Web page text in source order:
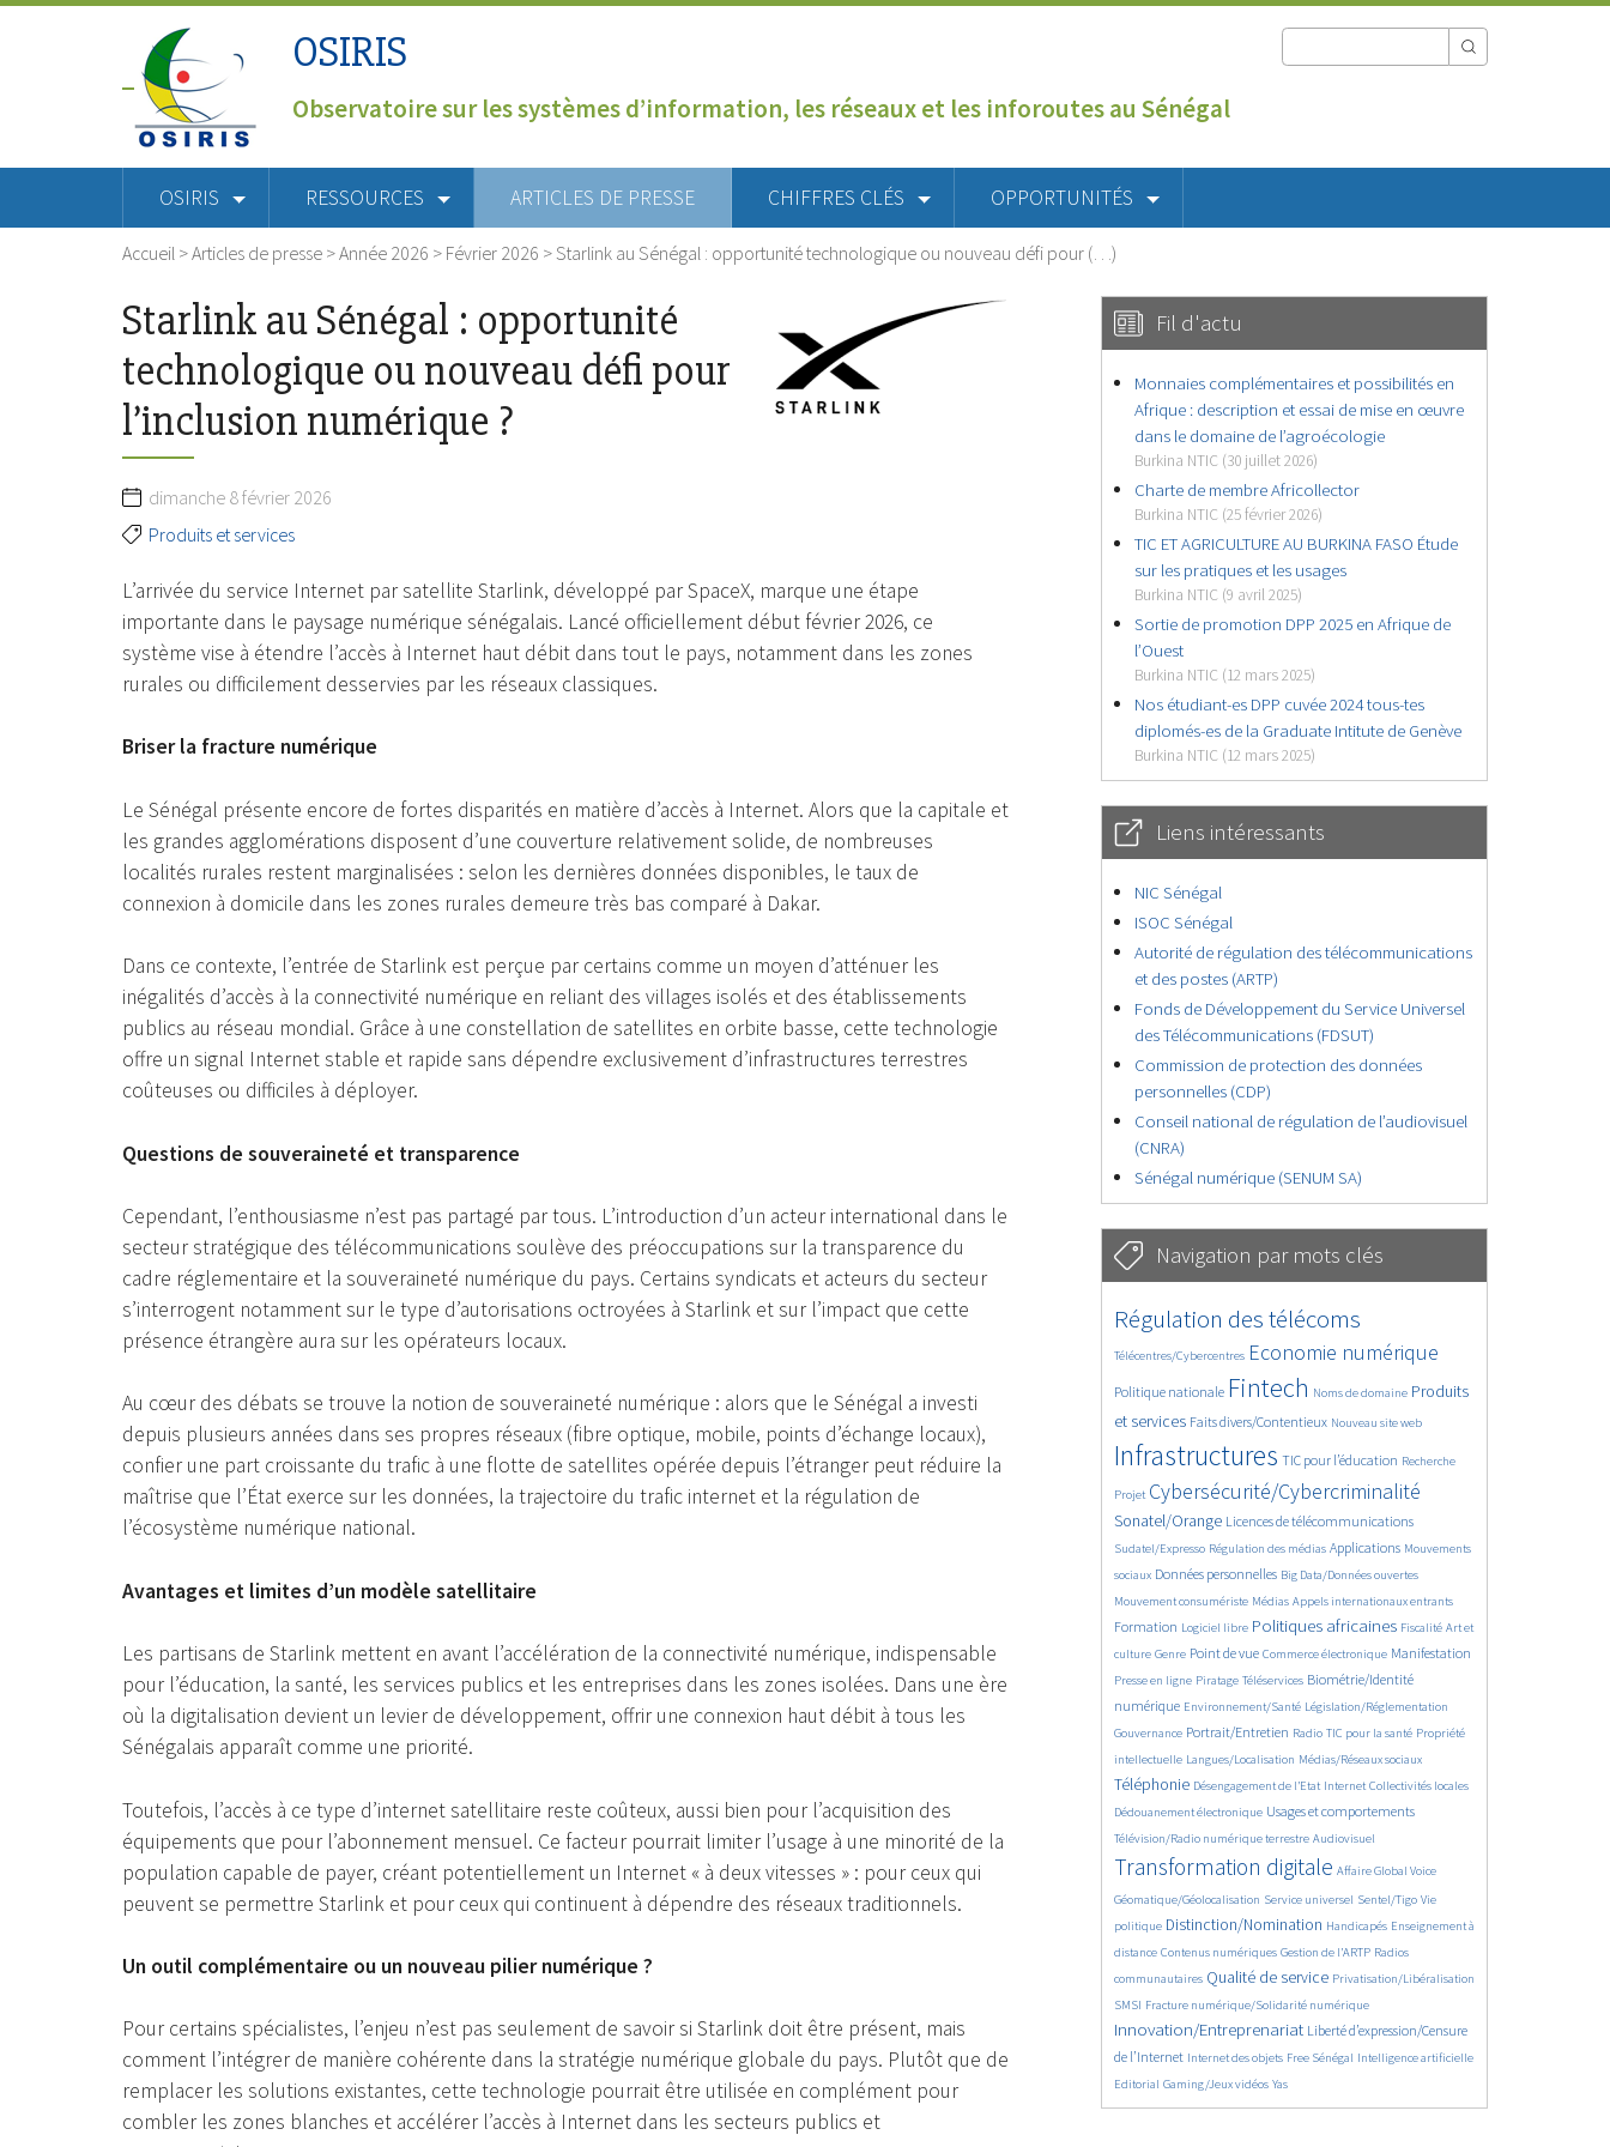
OSIRIS
Observatoire sur les systèmes d’information, les réseaux et les inforoutes au Sénégal
OSIRIS RESSOURCES ARTICLES DE PRESSE CHIFFRES CLÉS OPPORTUNITÉS
Accueil >Articles de presse >Année 2026 > Février 2026 >Starlink au Sénégal : opportunité technologique ou nouveau défi pour (…)
Starlink au Sénégal : opportunité
technologique ou nouveau défi pour
l’inclusion numérique ?
dimanche 8 février 2026
Produits et services
L’arrivée du service Internet par satellite Starlink, développé par SpaceX, marque une étape
importante dans le paysage numérique sénégalais. Lancé officiellement début février 2026, ce
système vise à étendre l’accès à Internet haut débit dans tout le pays, notamment dans les zones
rurales ou difficilement desservies par les réseaux classiques.
Briser la fracture numérique
Le Sénégal présente encore de fortes disparités en matière d’accès à Internet. Alors que la capitale et
les grandes agglomérations disposent d’une couverture relativement solide, de nombreuses
localités rurales restent marginalisées : selon les dernières données disponibles, le taux de
connexion à domicile dans les zones rurales demeure très bas comparé à Dakar.
Dans ce contexte, l’entrée de Starlink est perçue par certains comme un moyen d’atténuer les
inégalités d’accès à la connectivité numérique en reliant des villages isolés et des établissements
publics au réseau mondial. Grâce à une constellation de satellites en orbite basse, cette technologie
offre un signal Internet stable et rapide sans dépendre exclusivement d’infrastructures terrestres
coûteuses ou difficiles à déployer.
Questions de souveraineté et transparence
Cependant, l’enthousiasme n’est pas partagé par tous. L’introduction d’un acteur international dans le
secteur stratégique des télécommunications soulève des préoccupations sur la transparence du
cadre réglementaire et la souveraineté numérique du pays. Certains syndicats et acteurs du secteur
s’interrogent notamment sur le type d’autorisations octroyées à Starlink et sur l’impact que cette
présence étrangère aura sur les opérateurs locaux.
Au cœur des débats se trouve la notion de souveraineté numérique : alors que le Sénégal a investi
depuis plusieurs années dans ses propres réseaux (fibre optique, mobile, points d’échange locaux),
confier une part croissante du trafic à une flotte de satellites opérée depuis l’étranger peut réduire la
maîtrise que l’État exerce sur les données, la trajectoire du trafic internet et la régulation de
l’écosystème numérique national.
Avantages et limites d’un modèle satellitaire
Les partisans de Starlink mettent en avant l’accélération de la connectivité numérique, indispensable
pour l’éducation, la santé, les services publics et les entreprises dans les zones isolées. Dans une ère
où la digitalisation devient un levier de développement, offrir une connexion haut débit à tous les
Sénégalais apparaît comme une priorité.
Toutefois, l’accès à ce type d’internet satellitaire reste coûteux, aussi bien pour l’acquisition des
équipements que pour l’abonnement mensuel. Ce facteur pourrait limiter l’usage à une minorité de la
population capable de payer, créant potentiellement un Internet « à deux vitesses » : pour ceux qui
peuvent se permettre Starlink et pour ceux qui continuent à dépendre des réseaux traditionnels.
Un outil complémentaire ou un nouveau pilier numérique ?
Pour certains spécialistes, l’enjeu n’est pas seulement de savoir si Starlink doit être présent, mais
comment l’intégrer de manière cohérente dans la stratégie numérique globale du pays. Plutôt que de
remplacer les solutions existantes, cette technologie pourrait être utilisée en complément pour
combler les zones blanches et accélérer l’accès à Internet dans les secteurs publics et
Fil d'actu
Monnaies complémentaires et possibilités en
Afrique : description et essai de mise en œuvre
dans le domaine de l’agroécologie
Burkina NTIC (30 juillet 2026)
Charte de membre Africollector
Burkina NTIC (25 février 2026)
TIC ET AGRICULTURE AU BURKINA FASO Étude
sur les pratiques et les usages
Burkina NTIC (9 avril 2025)
Sortie de promotion DPP 2025 en Afrique de
l’Ouest
Burkina NTIC (12 mars 2025)
Nos étudiant-es DPP cuvée 2024 tous-tes
diplomés-es de la Graduate Intitute de Genève
Burkina NTIC (12 mars 2025)
Liens intéressants
NIC Sénégal
ISOC Sénégal
Autorité de régulation des télécommunications
et des postes (ARTP)
Fonds de Développement du Service Universel
des Télécommunications (FDSUT)
Commission de protection des données
personnelles (CDP)
Conseil national de régulation de l’audiovisuel
(CNRA)
Sénégal numérique (SENUM SA)
Navigation par mots clés
4627/5537
Régulation des télécoms
362/5537
Télécentres/Cybercentres
3726/5537 Economie numérique
1856/5537
Politique nationale
5151/5537 Fintech
672/5537
Noms de domaine
2431/5537
Produits
et services
1594/5537 Faits divers/Contentieux
837/5537 Nouveau site web
5537/5537
Infrastructures
1823/5537
TIC pour l’éducation
198/5537
Recherche
247/5537
Projet
3536/5537Cybersécurité/Cybercriminalité
2293/5537
Sonatel/Orange
1611/5537 Licences de télécommunications
297/5537
Sudatel/Expresso
1015/5537 Régulation des médias
1510/5537 Applications
1089/5537
Mouvements
sociaux
1664/5537Données personnelles
146/5537 Big Data/Données ouvertes
620/5537
Mouvement consumériste
366/5537 Médias
703/5537 Appels internationaux entrants
1747/5537
Formation
94/5537 Logiciel libre
2608/5537 Politiques africaines
1097/5537 Fiscalité
175/5537
Art et
culture
647/5537
Genre
1838/5537 Point de vue
1044/5537 Commerce électronique
1575/5537 Manifestation
337/5537
Presse en ligne
129/5537 Piratage
208/5537 Téléservices
1225/5537
Biométrie/Identité
numérique
360/5537 Environnement/Santé
349/5537 Législation/Réglementation
372/5537
Gouvernance
1868/5537Portrait/Entretien
145/5537 Radio
832/5537 TIC pour la santé
290/5537
Propriété
intellectuelle
60/5537 Langues/Localisation
1134/5537 Médias/Réseaux sociaux
2244/5537
Téléphonie
199/5537 Désengagement de l’Etat
1066/5537 Internet
120/5537 Collectivités locales
418/5537
Dédouanement électronique
1322/5537 Usages et comportements
1039/5537
Télévision/Radio numérique terrestre
569/5537 Audiovisuel
3986/5537
Transformation digitale
385/5537 Affaire Global Voice
169/5537
Géomatique/Géolocalisation
325/5537 Service universel
666/5537 Sentel/Tigo
183/5537
Vie
politique
2123/5537Distinction/Nomination
34/5537 Handicapés
711/5537
Enseignement à
distance
837/5537Contenus numériques
595/5537 Gestion de l’ARTP
191/5537
Radios
communautaires
2147/5537 Qualité de service
555/5537 Privatisation/Libéralisation
136/5537
SMSI
492/5537Fracture numérique/Solidarité numérique
2784/5537
Innovation/Entreprenariat
1365/5537
Liberté d’expression/Censure
de l’Internet
50/5537 Internet des objets
174/5537 Free Sénégal
873/5537 Intelligence artificielle
202/5537
Editorial
66/5537Gaming/Jeux vidéos
28/5537 Yas